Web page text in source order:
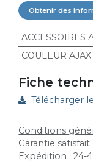
Obtenir des
ACCESSOIRES
COULEUR
Fiche
Télécharger
Conditions
Garantie
Expédition : 24-